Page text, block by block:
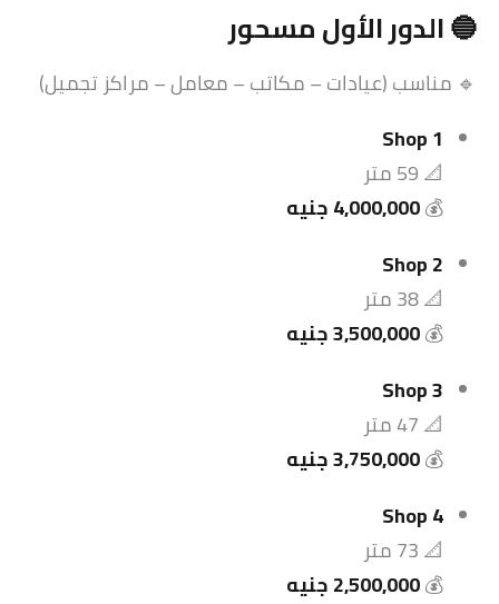
🔵 الدور الأول مسحور
🔹 مناسب (عيادات – مكاتب – معامل – مراكز تجميل)
Shop 1
📐 59 متر
💰4,000,000 جنيه
Shop 2
📐 38 متر
💰3,500,000 جنيه
Shop 3
📐 47 متر
💰3,750,000 جنيه
Shop 4
📐 73 متر
💰2,500,000 جنيه